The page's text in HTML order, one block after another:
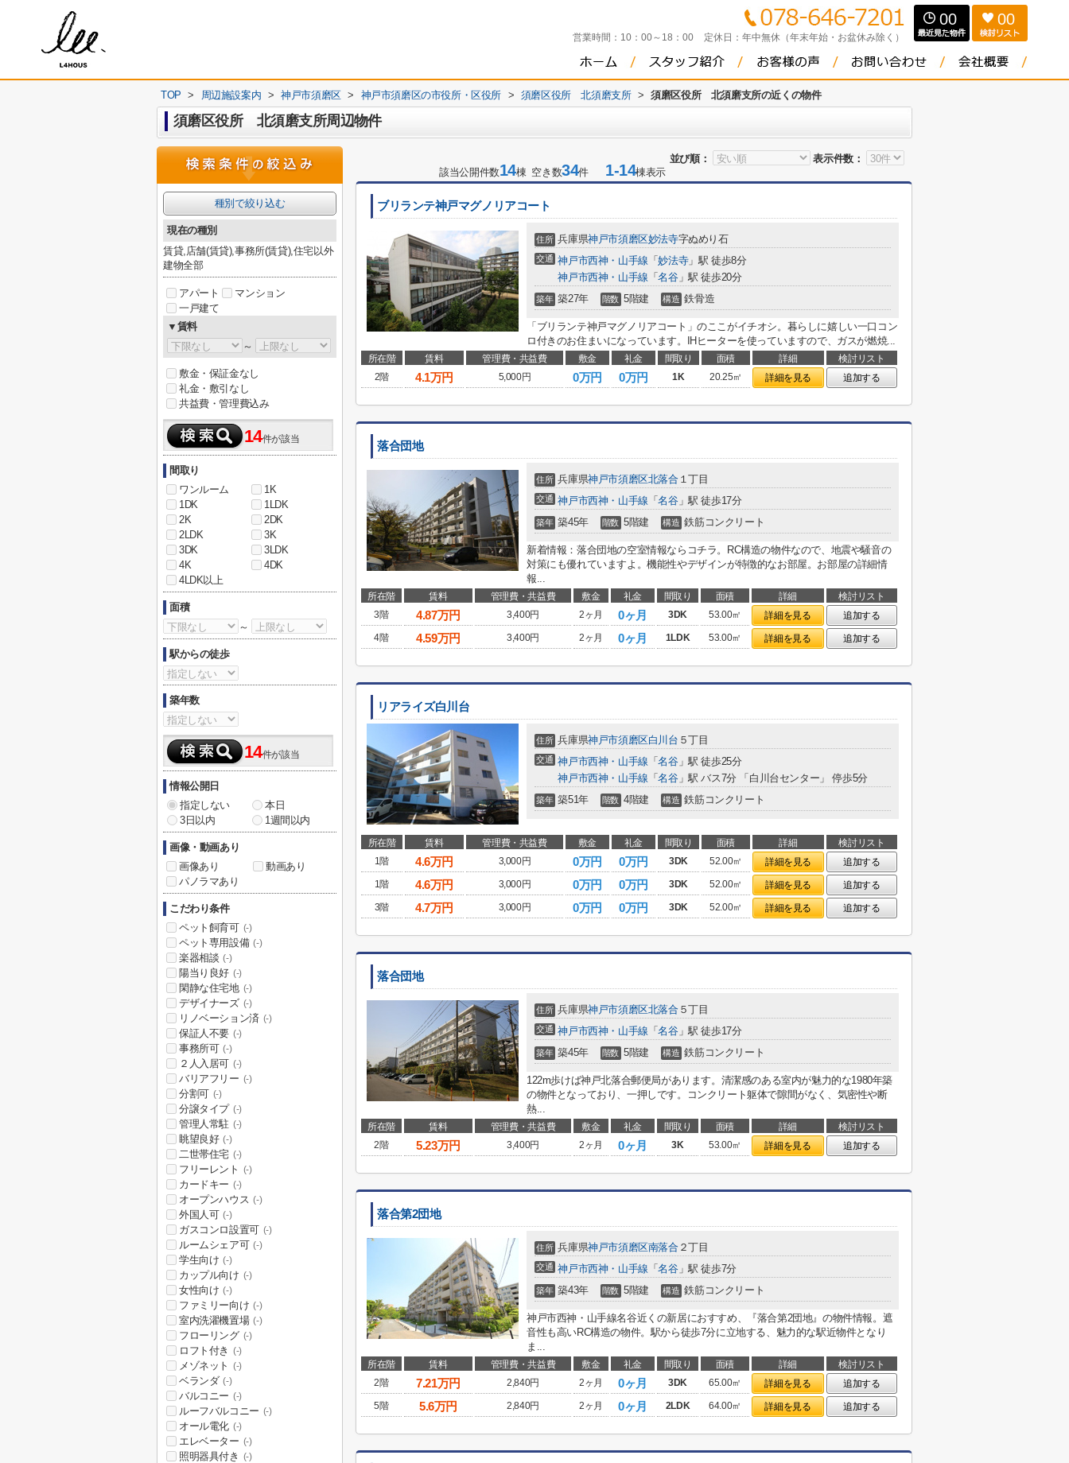
営業時間： 10：00～18：00 定休日： 年中無休（年末年始・お盆休み除く）
00 00
TOP > 周辺施設案内 > 神戸市須磨区 > 神戸市須磨区の市役所・区役所 > 須磨区役所 北須磨支所 > 須磨区役所 北須磨支所の近くの物件
須磨区役所 北須磨支所周辺物件
並び順：
表示件数：
該当公開件数14棟 空き数34件1-14棟表示
ブリランテ神戸マグノリアコート
住所 兵庫県神戸市須磨区妙法寺字ぬめり石
交通 神戸市西神・山手線 「妙法寺」駅 徒歩8分
神戸市西神・山手線 「名谷」駅 徒歩20分
築年 築27年 階数 5階建 構造 鉄骨造
「ブリランテ神戸マグノリアコート」のここがイチオシ。暮らしに嬉しい一口コン
ロ付きのお住まいになっています。IHヒーターを使っていますので、ガスが燃焼...
所在階 賃料 管理費・共益費 敷金 礼金 間取り 面積 詳細
検討リスト
2階
4.1万円 5,000円 0万円 0万円 1K 20.25㎡ 詳細を見る 追加する
落合団地
住所 兵庫県神戸市須磨区北落合１丁目
交通 神戸市西神・山手線 「名谷」駅 徒歩17分
築年 築45年 階数 5階建 構造 鉄筋コンクリート
新着情報：落合団地の空室情報ならコチラ。RC構造の物件なので、地震や騒音の
対策にも優れていますよ。機能性やデザインが特徴的なお部屋。お部屋の詳細情
報...
所在階 賃料 管理費・共益費 敷金 礼金 間取り 面積 詳細
検討リスト
3階
4.87万円 3,400円 2ヶ月 0ヶ月 3DK 53.00㎡ 詳細を見る
追加する
4階
4.59万円 3,400円 2ヶ月 0ヶ月 1LDK 53.00㎡ 詳細を見る 追加する
リアライズ白川台
住所 兵庫県神戸市須磨区白川台 ５丁目
交通 神戸市西神・山手線 「名谷」駅 徒歩25分
神戸市西神・山手線 「名谷」駅 バス7分 「白川台センター」 停歩5分
築年 築51年 階数 4階建 構造 鉄筋コンクリート
所在階 賃料 管理費・共益費 敷金 礼金 間取り 面積 詳細
検討リスト
1階
4.6万円 3,000円 0万円 0万円 3DK 52.00㎡ 詳細を見る
追加する
1階
4.6万円 3,000円 0万円 0万円 3DK 52.00㎡ 詳細を見る
追加する
3階
4.7万円 3,000円 0万円 0万円 3DK 52.00㎡ 詳細を見る 追加する
落合団地
住所 兵庫県神戸市須磨区北落合５丁目
交通 神戸市西神・山手線 「名谷」駅 徒歩17分
築年 築45年 階数 5階建 構造 鉄筋コンクリート
122m歩けば神戸北落合郵便局があります。清潔感のある室内が魅力的な1980年築
の物件となっており、一押しです。コンクリート躯体で隙間がなく、気密性や断
熱...
所在階 賃料 管理費・共益費 敷金 礼金 間取り 面積 詳細
検討リスト
2階
5.23万円 3,400円 2ヶ月 0ヶ月 3K 53.00㎡ 詳細を見る 追加する
落合第2団地
住所 兵庫県神戸市須磨区南落合２丁目
交通 神戸市西神・山手線 「名谷」駅 徒歩7分
築年 築43年 階数 5階建 構造 鉄筋コンクリート
神戸市西神・山手線名谷近くの新居におすすめ、『落合第2団地』の物件情報。遮
音性も高いRC構造の物件。駅から徒歩7分に立地する、魅力的な駅近物件となり
ま...
所在階 賃料 管理費・共益費 敷金 礼金 間取り 面積 詳細
検討リスト
2階
7.21万円 2,840円 2ヶ月 0ヶ月 3DK 65.00㎡ 詳細を見る
追加する
5階
5.6万円 2,840円 2ヶ月 0ヶ月 2LDK 64.00㎡ 詳細を見る 追加する
種別で絞り込む
現在の種別
賃貸,店舗(賃貸),事務所(賃貸),住宅以外
建物全部
アパート
マンション
一戸建て
▼賃料
～
敷金・保証金なし
礼金・敷引なし
共益費・管理費込み
14件が該当
間取り
ワンルーム
1K
1DK
1LDK
2K
2DK
2LDK
3K
3DK
3LDK
4K
4DK
4LDK以上
面積
～
駅からの徒歩
築年数
14件が該当
情報公開日
指定しない
本日
3日以内
1週間以内
画像・動画あり
画像あり
動画あり
パノラマあり
こだわり条件
ペット飼育可 (-)
ペット専用設備 (-)
楽器相談 (-)
陽当り良好 (-)
閑静な住宅地 (-)
デザイナーズ (-)
リノベーション済 (-)
保証人不要 (-)
事務所可 (-)
２人入居可 (-)
バリアフリー (-)
分割可 (-)
分譲タイプ (-)
管理人常駐 (-)
眺望良好 (-)
二世帯住宅 (-)
フリーレント (-)
カードキー (-)
オープンハウス (-)
外国人可 (-)
ガスコンロ設置可 (-)
ルームシェア可 (-)
学生向け (-)
カップル向け (-)
女性向け (-)
ファミリー向け (-)
室内洗濯機置場 (-)
フローリング (-)
ロフト付き (-)
メゾネット (-)
ベランダ (-)
バルコニー (-)
ルーフバルコニー (-)
オール電化 (-)
エレベーター (-)
照明器具付き (-)